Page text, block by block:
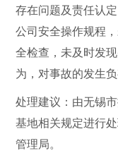
存在问题及责任认
公司安全操作规程
全检查，未及时发
为，对事故的发生负
处理建议：由无锡
基地相关规定进行
管理局。